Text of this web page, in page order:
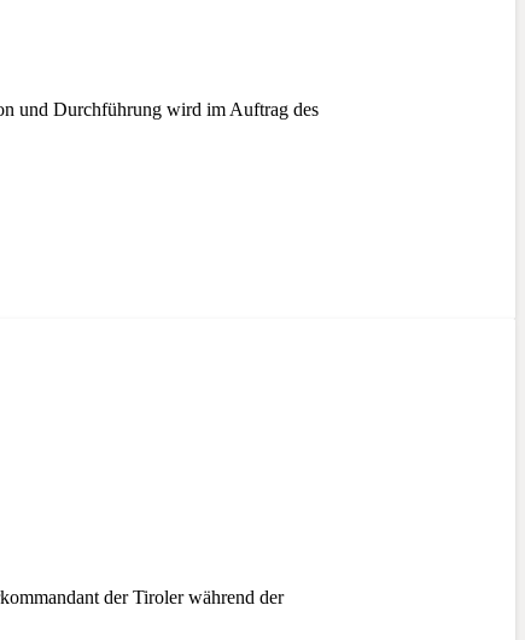
und Durchführung wird im Auftrag des
der Tiroler während der